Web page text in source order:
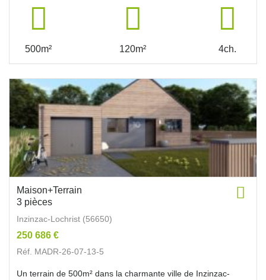
500m² 120m² 4ch.
Maison+Terrain
3 pièces
Inzinzac-Lochrist (56650)
250 686 €
Réf. MADR-26-07-13-5
Un terrain de 500m² dans la charmante ville de Inzinzac-